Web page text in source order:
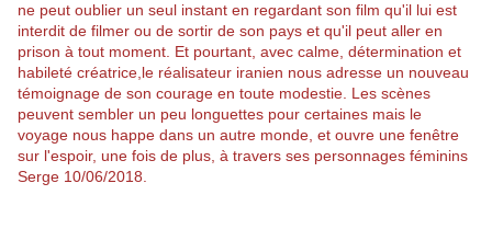
ne peut oublier un seul instant en regardant son film qu'il lui est
interdit de filmer ou de sortir de son pays et qu'il peut aller en
prison à tout moment. Et pourtant, avec calme, détermination et
habileté créatrice,le réalisateur iranien nous adresse un nouveau
témoignage de son courage en toute modestie. Les scènes
peuvent sembler un peu longuettes pour certaines mais le
voyage nous happe dans un autre monde, et ouvre une fenêtre
sur l'espoir, une fois de plus, à travers ses personnages féminins
Serge 10/06/2018.